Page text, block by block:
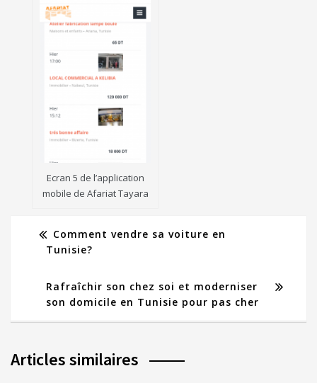
Ecran 5 de l’application
mobile de Afariat Tayara
Comment vendre sa voiture en
Tunisie?
Rafraîchir son chez soi et moderniser
son domicile en Tunisie pour pas cher
Articles similaires